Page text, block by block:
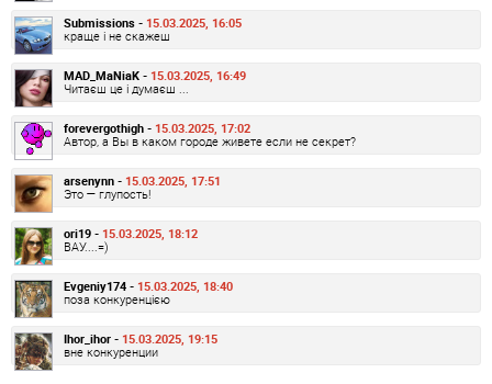
Submissions - 15.03.2025, 16:05
краще і не скажеш
MAD_MaNiaK - 15.03.2025, 16:49
Читаєш це і думаєш ...
forevergothigh - 15.03.2025, 17:02
Автор, а Вы в каком городе живете если не секрет?
arsenynn - 15.03.2025, 17:51
Это — глупость!
ori19 - 15.03.2025, 18:12
ВАУ....=)
Evgeniy174 - 15.03.2025, 18:40
поза конкуренцією
Ihor_ihor - 15.03.2025, 19:15
вне конкуренции